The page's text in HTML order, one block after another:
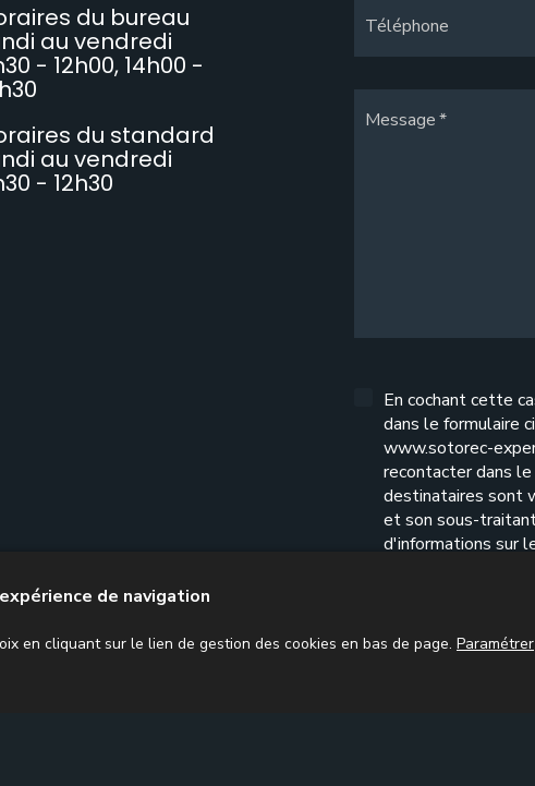
du bureau
au vendredi
- 12h00, 14h00 -
du standard
au vendredi
- 12h30
Téléphone
Message
En cochant cette
dans le formulaire
www.sotorec-
recontacter dans
destinataires sont
et son sous-
d'informations sur
de navigation
en cliquant sur le lien de gestion des cookies en bas de page. Paramétrer